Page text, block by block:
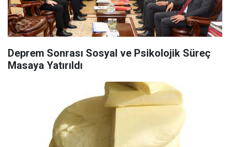
Deprem Sonrası Sosyal ve Psikolojik Süreç
Masaya Yatırıldı